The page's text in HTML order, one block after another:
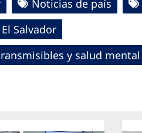
Noticias de país
El Salvador
y salud mental